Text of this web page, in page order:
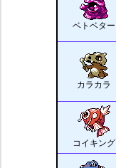
ベトベター
カラカラ
コイキング